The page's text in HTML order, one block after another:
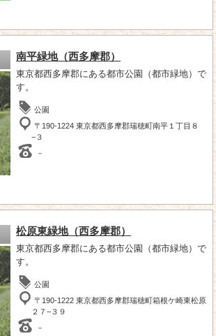
南平緑地（西多摩郡）
東京都西多摩郡にある都市公園（都市緑地）で
す。
公園
〒190-1224 東京都西多摩郡瑞穂町南平１丁目８
−３
－
松原東緑地（西多摩郡）
東京都西多摩郡にある都市公園（都市緑地）で
す。
公園
〒190-1222 東京都西多摩郡瑞穂町箱根ケ崎東松原
２７−３９
－